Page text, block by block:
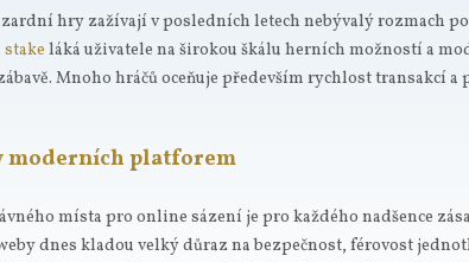
hry zažívají v posledních letech nebývalý rozmach po
stake láká uživatele na širokou škálu herních možností a
Mnoho hráčů oceňuje především rychlost transakcí a
moderních platforem
místa pro online sázení je pro každého nadšence
dnes kladou velký důraz na bezpečnost, férovost